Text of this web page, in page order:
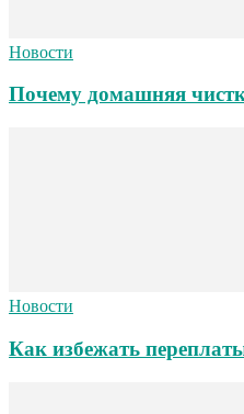
Новости
Почему домашняя
Новости
Как избежать